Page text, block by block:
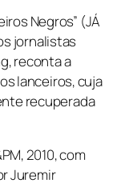
Negros” (JÁ
jornalistas
reconta a
lanceiros, cuja
recuperada
2010, com
Juremir